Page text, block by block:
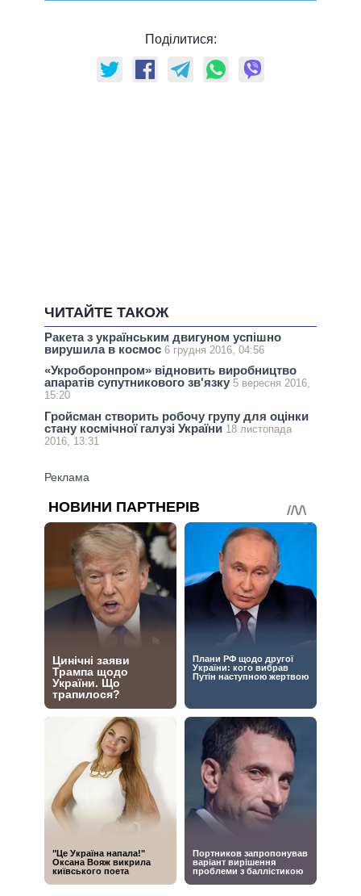
Поділитися:
ЧИТАЙТЕ ТАКОЖ
Ракета з українським двигуном успішно
вирушила в космос 6 грудня 2016, 04:56
«Укроборонпром» відновить виробництво
апаратів супутникового зв'язку 5 вересня 2016,
15:20
Гройсман створить робочу групу для оцінки
стану космічної галузі України 18 листопада
2016, 13:31